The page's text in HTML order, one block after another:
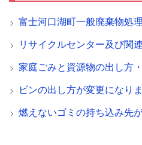
富士河口湖町一般廃棄物処
リサイクルセンター及び関
家庭ごみと資源物の出し方
ビンの出し方が変更になり
燃えないゴミの持ち込み先